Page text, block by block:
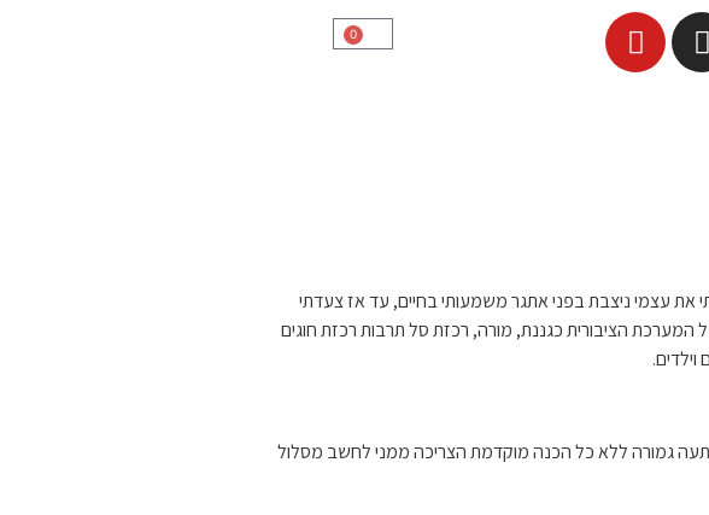
0
את עצמי ניצבת בפני אתגר משמעותי בחיים, עד אז צעדתי
המערכת הציבורית כגננת, מורה, רכזת סל תרבות רכזת חוגים
וילדים.
גמורה ללא כל הכנה מוקדמת הצריכה ממני לחשב מסלול